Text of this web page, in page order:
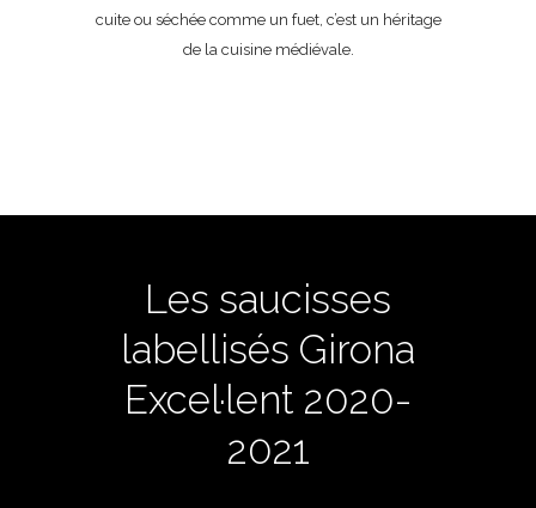
cuite ou séchée comme un fuet, c’est un héritage
de la cuisine médiévale.
Les saucisses
labellisés Girona
Excel·lent 2020-
2021